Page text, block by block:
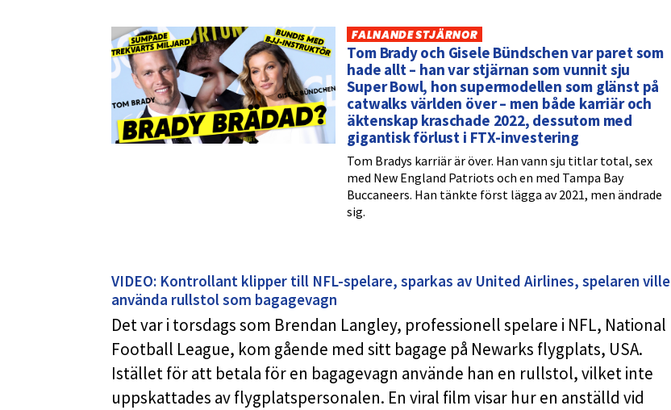
FALNANDE STJÄRNOR
Tom Brady och Gisele Bündschen var paret som
hade allt – han var stjärnan som vunnit sju
Super Bowl, hon supermodellen som glänst på
catwalks världen över – men både karriär och
äktenskap kraschade 2022, dessutom med
gigantisk förlust i FTX-investering
Tom Bradys karriär är över. Han vann sju titlar total, sex
med New England Patriots och en med Tampa Bay
Buccaneers. Han tänkte först lägga av 2021, men ändrade
sig.
VIDEO: Kontrollant klipper till NFL-spelare, sparkas av United Airlines, spelaren ville
använda rullstol som bagagevagn
Det var i torsdags som Brendan Langley, professionell spelare i NFL, National
Football League, kom gående med sitt bagage på Newarks flygplats, USA.
Istället för att betala för en bagagevagn använde han en rullstol, vilket inte
uppskattades av flygplatspersonalen. En viral film visar hur en anställd vid